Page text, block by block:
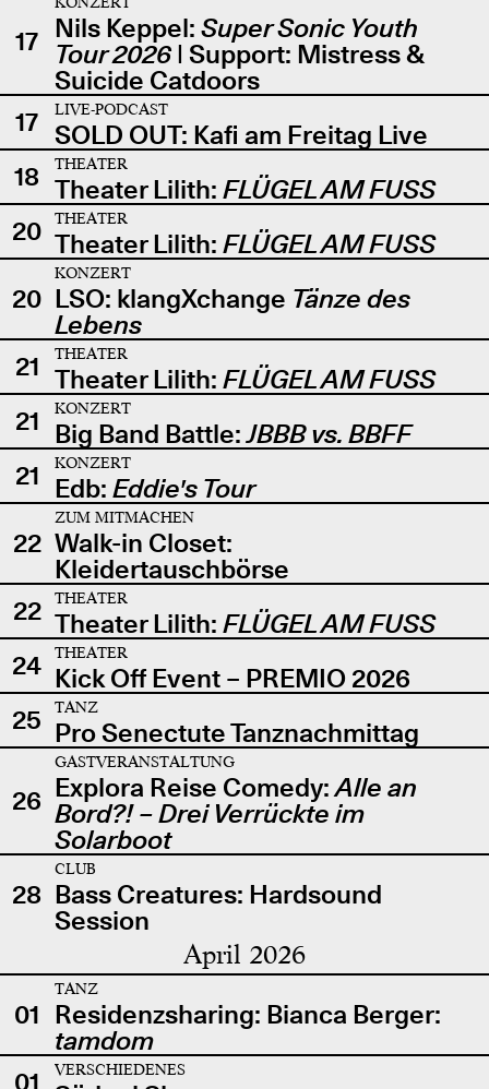
17 Nils Keppel: Super Sonic Youth
Tour 2026| Support: Mistress &
Suicide Catdoors
17
LIVE-PODCAST
SOLD OUT: Kafi am Freitag Live
18
THEATER
Theater Lilith: FLÜGEL AM FUSS
20
THEATER
Theater Lilith: FLÜGEL AM FUSS
20
KONZERT
LSO: klangXchange Tänze des
Lebens
21
THEATER
Theater Lilith: FLÜGEL AM FUSS
21
KONZERT
Big Band Battle:JBBB vs. BBFF
21
KONZERT
Edb: Eddie's Tour
22
ZUM MITMACHEN
Walk-in Closet:
Kleidertauschbörse
22
THEATER
Theater Lilith: FLÜGEL AM FUSS
24
THEATER
Kick Off Event – PREMIO 2026
25
TANZ
Pro Senectute Tanznachmittag
26
GASTVERANSTALTUNG
Explora Reise Comedy:Alle an
Bord?! – Drei Verrückte im
Solarboot
28
CLUB
Bass Creatures: Hardsound
Session
April 2026
01
TANZ
Residenzsharing: Bianca Berger:
tamdom
01
VERSCHIEDENES